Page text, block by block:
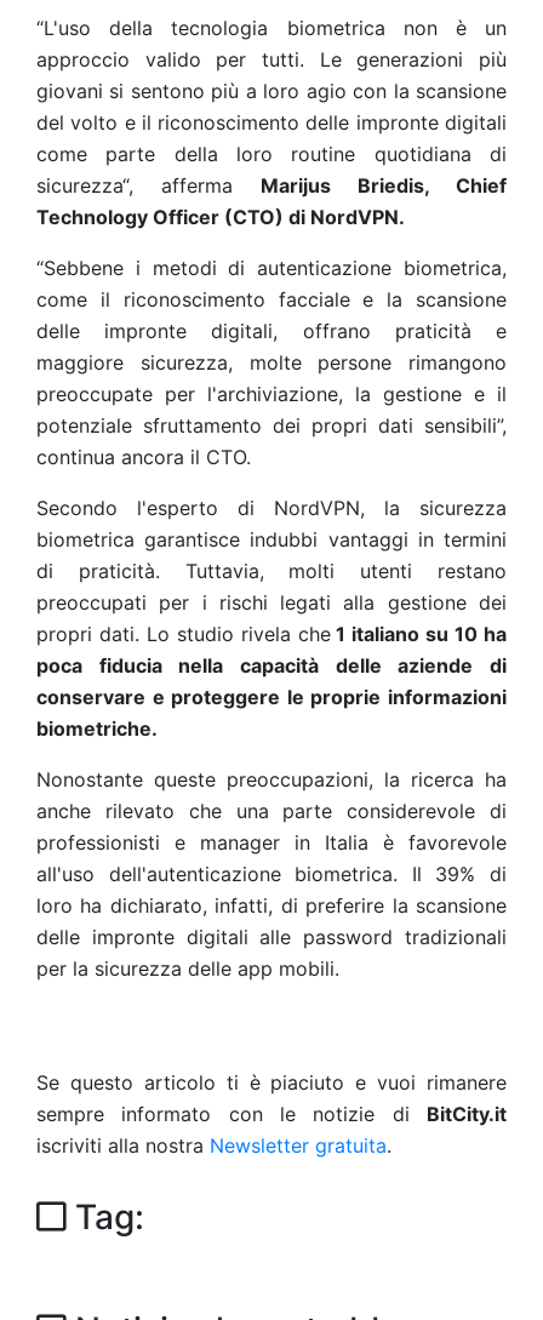
“L'uso della tecnologia biometrica non è un
approccio valido per tutti. Le generazioni più
giovani si sentono più a loro agio con la scansione
del volto e il riconoscimento delle impronte digitali
come parte della loro routine quotidiana di
sicurezza“, afferma Marijus Briedis, Chief
Technology Officer (CTO) di NordVPN.
“Sebbene i metodi di autenticazione biometrica,
come il riconoscimento facciale e la scansione
delle impronte digitali, offrano praticità e
maggiore sicurezza, molte persone rimangono
preoccupate per l'archiviazione, la gestione e il
potenziale sfruttamento dei propri dati sensibili”,
continua ancora il CTO.
Secondo l'esperto di NordVPN, la sicurezza
biometrica garantisce indubbi vantaggi in termini
di praticità. Tuttavia, molti utenti restano
preoccupati per i rischi legati alla gestione dei
propri dati. Lo studio rivela che1 italiano su 10 ha
poca fiducia nella capacità delle aziende di
conservare e proteggere le proprie informazioni
biometriche.
Nonostante queste preoccupazioni, la ricerca ha
anche rilevato che una parte considerevole di
professionisti e manager in Italia è favorevole
all'uso dell'autenticazione biometrica. Il 39% di
loro ha dichiarato, infatti, di preferire la scansione
delle impronte digitali alle password tradizionali
per la sicurezza delle app mobili.
Se questo articolo ti è piaciuto e vuoi rimanere
sempre informato con le notizie di BitCity.it
iscriviti alla nostra Newsletter gratuita.
Tag: